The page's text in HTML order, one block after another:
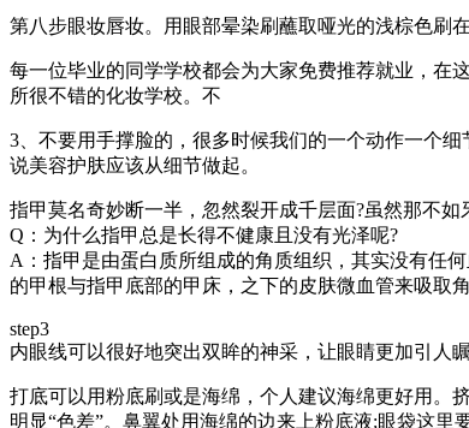
第八步眼妆唇妆。用眼部晕染刷蘸取哑光的浅棕色刷
每一位毕业的同学学校都会为大家免费推荐就业，在
所很不错的化妆学校。不
3、不要用手撑脸的，很多时候我们的一个动作一个
说美容护肤应该从细节做起。
指甲莫名奇妙断一半，忽然裂开成千层面?虽然那不
Q：为什么指甲总是长得不健康且没有光泽呢?
A：指甲是由蛋白质所组成的角质组织，其实没有任
的甲根与指甲底部的甲床，之下的皮肤微血管来吸取
step3
内眼线可以很好地突出双眸的神采，让眼睛更加引人瞩
打底可以用粉底刷或是海绵，个人建议海绵更好用。
明显“色差”。鼻翼处用海绵的边来上粉底液;眼袋这里